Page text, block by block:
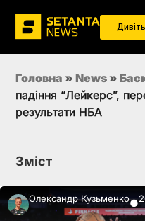
Головна » News »
падіння “Лейкерс”,
результати НБА
Зміст
Олександр Кузьменко●